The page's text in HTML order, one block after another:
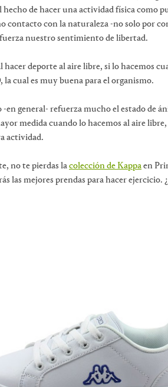
hecho de hacer una actividad física como
contacto con la naturaleza -no solo por
nuestro sentimiento de libertad.
deporte al aire libre, si lo hacemos
cual es muy buena para el organismo.
en general- refuerza mucho el estado de
medida cuando lo hacemos al aire
actividad.
no te pierdas lacolección de Kappaen
las mejores prendas para hacer ejercicio.